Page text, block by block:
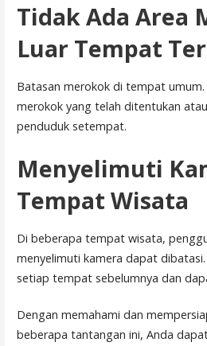
Tidak Ada Area
Luar Tempat
Batasan merokok di tempat umum.
merokok yang telah ditentukan
penduduk setempat.
Menyelimuti
Tempat Wisata
Di beberapa tempat wisata,
menyelimuti kamera dapat
setiap tempat sebelumnya dan
Dengan memahami dan
beberapa tantangan ini, Anda